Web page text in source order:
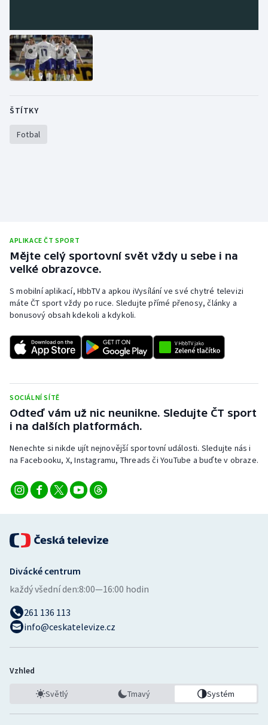
ŠTÍTKY
Fotbal
APLIKACE ČT SPORT
Mějte celý sportovní svět vždy u sebe i na
velké obrazovce.
S mobilní aplikací, HbbTV a apkou iVysílání ve své chytré televizi
máte ČT sport vždy po ruce. Sledujte přímé přenosy, články a
bonusový obsah kdekoli a kdykoli.
SOCIÁLNÍ SÍTĚ
Odteď vám už nic neunikne. Sledujte ČT sport
i na dalších platformách.
Nenechte si nikde ujít nejnovější sportovní události. Sledujte nás i
na Facebooku, X, Instagramu, Threads či YouTube a buďte v obraze.
Divácké centrum
každý všední den:8:00—16:00 hodin
261 136 113
info@ceskatelevize.cz
Vzhled
Světlý Tmavý Systém